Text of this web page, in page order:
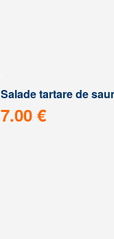
Salade tartare de
7.00 €